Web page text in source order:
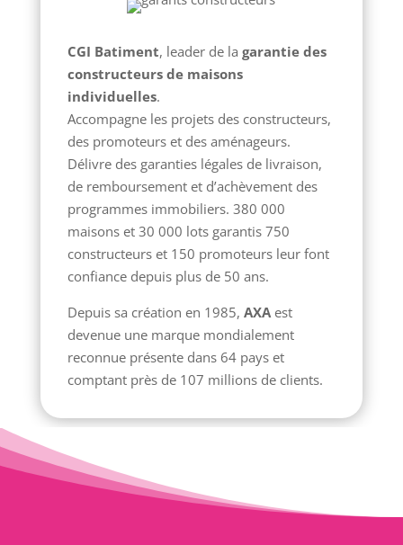
CGI Batiment, leader de la garantie des
constructeurs de maisons
individuelles.
Accompagne les projets des constructeurs,
des promoteurs et des aménageurs.
Délivre des garanties légales de livraison,
de remboursement et d’achèvement des
programmes immobiliers. 380 000
maisons et 30 000 lots garantis 750
constructeurs et 150 promoteurs leur font
confiance depuis plus de 50 ans.
Depuis sa création en 1985, AXAest
devenue une marque mondialement
reconnue présente dans 64 pays et
comptant près de 107 millions de clients.